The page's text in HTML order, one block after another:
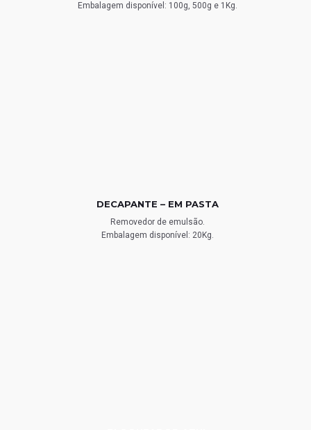
Embalagem disponível: 100g, 500g e 1Kg.
DECAPANTE – EM PASTA
Removedor de emulsão.
Embalagem disponível: 20Kg.